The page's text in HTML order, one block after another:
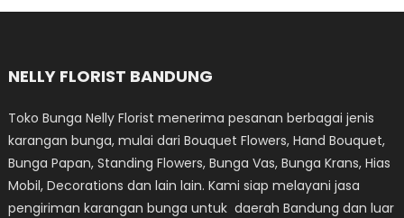
NELLY FLORIST BANDUNG
Toko Bunga Nelly Florist menerima pesanan berbagai jenis
karangan bunga, mulai dari Bouquet Flowers, Hand Bouquet,
Bunga Papan, Standing Flowers, Bunga Vas, Bunga Krans, Hias
Mobil, Decorations dan lain lain. Kami siap melayani jasa
pengiriman karangan bunga untuk daerah Bandung dan luar